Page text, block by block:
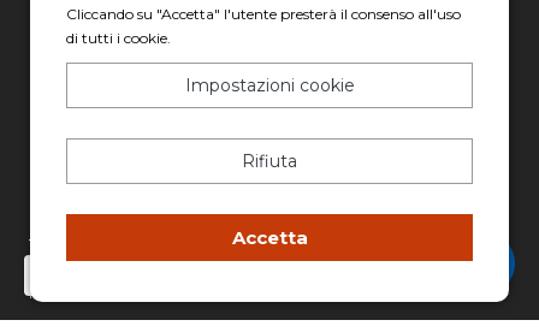
Gruppo Italia Vendita Auto Spa a socio unico
Piazza della Radio, 35 - 00146 Roma
C.F. e P.IVA: 13007321006
Capitale sociale: 2.300.000,00 I.V.
Made with 💚 by
Cliccando su "Accetta" l'utente presterà il consenso all'uso
di tutti i cookie.
Impostazioni cookie
Rifiuta
Accetta
Chatta con Stefano